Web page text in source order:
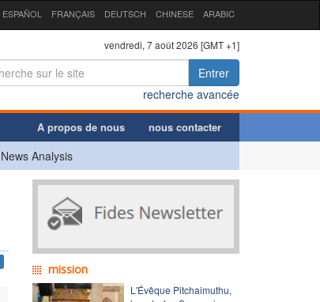
ESPAÑOL FRANÇAIS DEUTSCH CHINESE ARABIC
vendredi, 7 août 2026 [GMT +1]
Entrer
recherche avancée
A propos de nous nous contacter
News Analysis
mission
L'Évêque Pitchaimuthu,